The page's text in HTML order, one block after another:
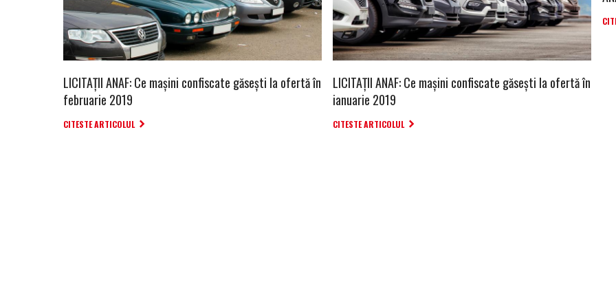
LICITAȚII ANAF: Ce mașini confiscate găsești la ofertă în
februarie 2019
CITESTE ARTICOLUL
LICITAȚII ANAF: Ce mașini confiscate găsești la ofertă în
ianuarie 2019
CITESTE ARTICOLUL